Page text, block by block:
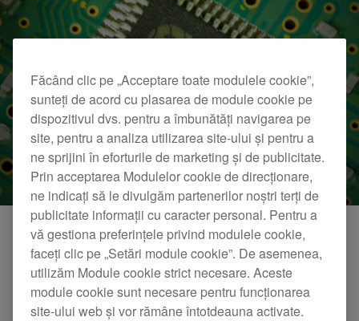
Convertorul D/A pe 32 de biți, cu tehnologie
ESS
Un DAC SABRE pe 32 de biți, cu 8 canale (ES9016S cu
Făcând clic pe „Acceptare toate modulele cookie”,
sunteți de acord cu plasarea de module cookie pe
dispozitivul dvs. pentru a îmbunătăți navigarea pe
site, pentru a analiza utilizarea site-ului și pentru a
ne sprijini în eforturile de marketing și de publicitate.
Prin acceptarea Modulelor cookie de direcționare,
ne indicați să le divulgăm partenerilor noștri terți de
publicitate informații cu caracter personal. Pentru a
vă gestiona preferințele privind modulele cookie,
faceți clic pe „Setări module cookie”. De asemenea,
utilizăm Module cookie strict necesare. Aceste
module cookie sunt necesare pentru funcționarea
site-ului web și vor rămâne întotdeauna activate.